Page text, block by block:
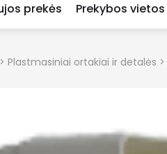
prekės Prekybos vietos
> Plastmasiniai ortakiai ir detalės >